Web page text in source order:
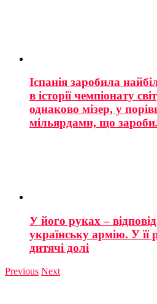
Іспанія заробила
в історії чемпіонату
однаково мізер, у
мільярдами, що
У його руках –
українську армію. У її
дитячі долі
Previous Next